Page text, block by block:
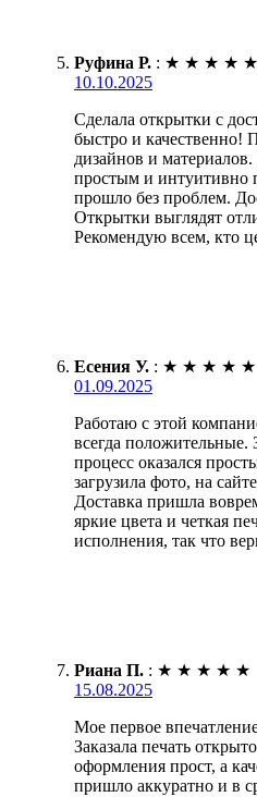
Руфина Р. : ★ ★ ★ ★ ★
10.10.2025
Сделала открытки с
быстро и качественно!
дизайнов и материалов.
простым и
прошло без проблем.
Открытки выглядят
Рекомендую всем, кто
Есения У. : ★ ★ ★ ★ ★
01.09.2025
Работаю с этой
всегда положительные.
процесс оказался
загрузила фото, на
Доставка пришла
яркие цвета и четкая
исполнения, так что
Риана П. : ★ ★ ★ ★ ★
15.08.2025
Мое первое
Заказала печать
оформления прост, а
пришло аккуратно и в